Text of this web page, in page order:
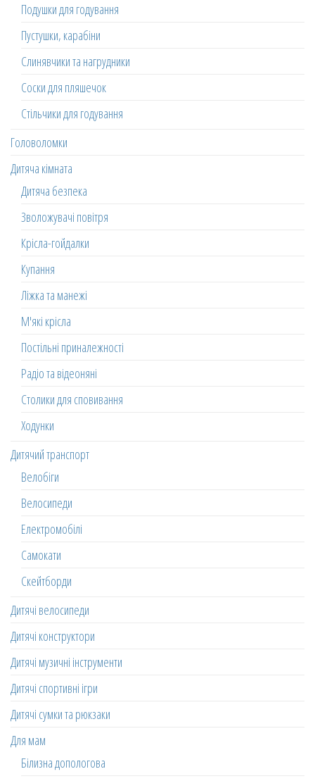
Подушки для годування
Пустушки, карабіни
Слинявчики та нагрудники
Соски для пляшечок
Стільчики для годування
Головоломки
Дитяча кімната
Дитяча безпека
Зволожувачі повітря
Крісла-гойдалки
Купання
Ліжка та манежі
М'які крісла
Постільні приналежності
Радіо та відеоняні
Столики для сповивання
Ходунки
Дитячий транспорт
Велобіги
Велосипеди
Електромобілі
Самокати
Скейтборди
Дитячі велосипеди
Дитячі конструктори
Дитячі музичні інструменти
Дитячі спортивні ігри
Дитячі сумки та рюкзаки
Для мам
Білизна допологова